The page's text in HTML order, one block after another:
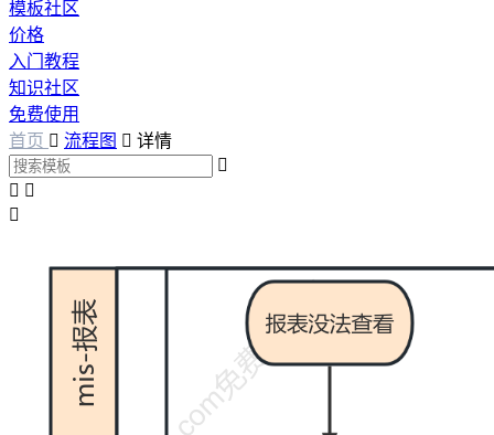
模板社区
价格
入门教程
知识社区
免费使用
首页  流程图  详情

 
